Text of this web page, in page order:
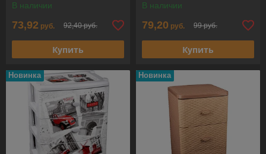
В наличии
73,92 руб. 92,40 руб.
Купить
В наличии
79,20 руб. 99 руб.
Купить
Новинка Новинка